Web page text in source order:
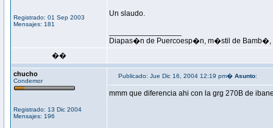
Registrado: 01 Sep 2003
Mensajes: 181
Un slaudo.
Diapas�n de Puercoesp�n, m�stil de Bamb�,
��
chucho
Condemor
Registrado: 13 Dic 2004
Mensajes: 196
Publicado: Jue Dic 16, 2004 12:19 pm� Asunto:
mmm que diferencia ahi con la grg 270B de